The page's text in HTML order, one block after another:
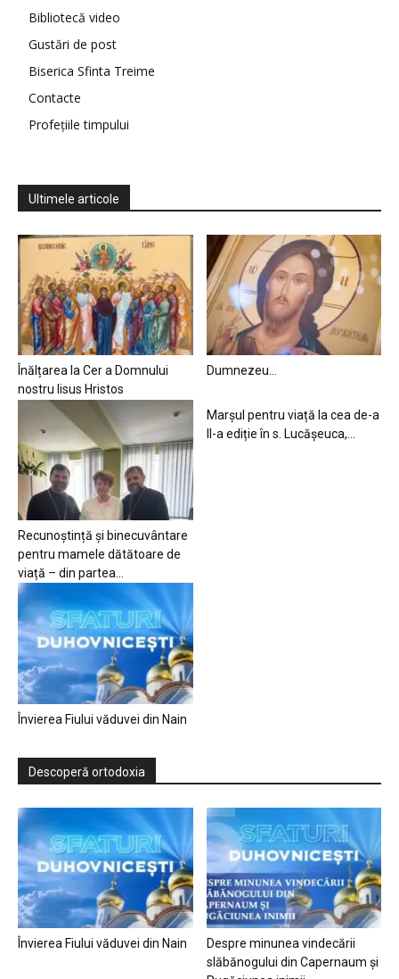
Bibliotecă video
Gustări de post
Biserica Sfinta Treime
Contacte
Profețiile timpului
Ultimele articole
Înălțarea la Cer a Domnului
nostru Iisus Hristos
Dumnezeu…
Recunoștință și binecuvântare
pentru mamele dătătoare de
viață – din partea...
Marșul pentru viață la cea de-a
II-a ediție în s. Lucășeuca,...
Învierea Fiului văduvei din Nain
Descoperă ortodoxia
Învierea Fiului văduvei din Nain
Despre minunea vindecării
slăbănogului din Capernaum și